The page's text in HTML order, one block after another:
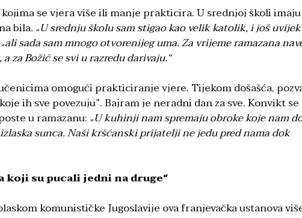
se vjera više ili manje prakticira. U srednjoj školi imaju
bila. „U srednju školu sam stigao kao velik katolik, i još uvijek
„ali sada sam mnogo otvorenijeg uma. Za vrijeme ramazana
Božić se svi u razredu darivaju.“
omogući prakticiranje vjere. Tijekom došašća,
ih sve povezuju”. Bajram je neradni dan za sve. Konvikt se
u ramazanu: „U kuhinji nam spremaju obroke koje nam
sunca. Naši kršćanski prijatelji ne jedu pred nama dok
koji su pucali jedni na druge“
komunističke Jugoslavije ova franjevačka ustanova